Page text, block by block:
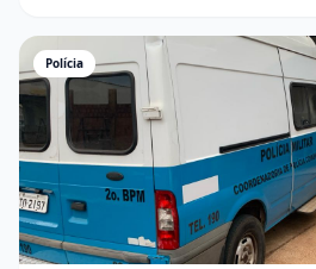
Polícia